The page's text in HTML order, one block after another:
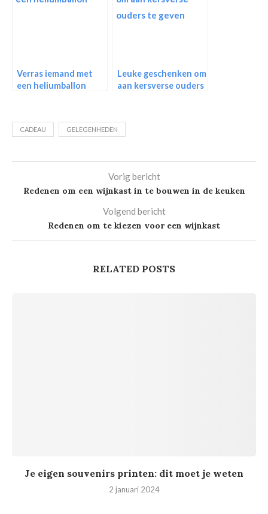
Verras iemand met
een heliumballon
Leuke geschenken om
aan kersverse ouders
CADEAU GELEGENHEDEN
Vorig bericht
Redenen om een wijnkast in te bouwen in de keuken
Volgend bericht
Redenen om te kiezen voor een wijnkast
RELATED POSTS
Je eigen souvenirs printen: dit moet je weten
2 januari 2024